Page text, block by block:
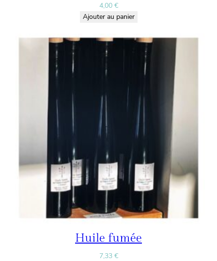
4,00 €
Ajouter au panier
Huile fumée
7,33 €